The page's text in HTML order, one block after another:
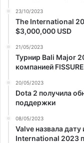
23/10/2023
The International
$3,000,000 USD
21/05/2023
Турнир Bali Major
компанией FISSURE
20/05/2023
Dota 2 получила
поддержки
08/05/2023
Valve назвала
International 2023